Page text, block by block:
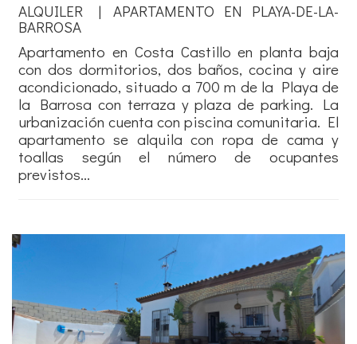
ALQUILER | APARTAMENTO EN PLAYA-DE-LA-
BARROSA
Apartamento en Costa Castillo en planta baja
con dos dormitorios, dos baños, cocina y aire
acondicionado, situado a 700 m de la Playa de
la Barrosa con terraza y plaza de parking. La
urbanización cuenta con piscina comunitaria. El
apartamento se alquila con ropa de cama y
toallas según el número de ocupantes
previstos...